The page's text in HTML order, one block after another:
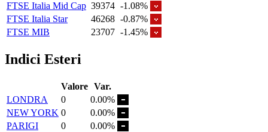
FTSE Italia Mid Cap 39374 -1.08%
FTSE Italia Star
46268 -0.87%
FTSE MIB
23707 -1.45%
Indici Esteri
Valore Var.
LONDRA
0
0.00%
NEW YORK 0
0.00%
PARIGI
0
0.00%